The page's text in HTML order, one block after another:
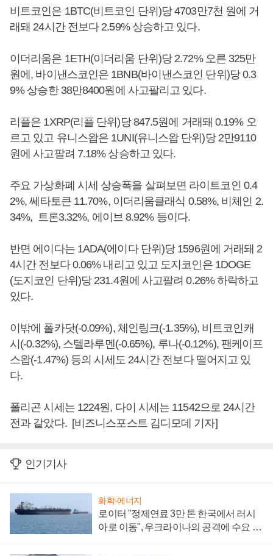
비트코인은 1BTC(비트코인 단위)당 4703만7천 원에 거
래돼 24시간 전보다 2.59% 상승하고 있다.
이더리움은 1ETH(이더리움 단위)당 2.72% 오른 325만
원에, 바이낸스코인은 1BNB(바이낸스코인 단위)당 0.3
9% 상승한 38만8400원에 사고팔리고 있다.
리플은 1XRP(리플 단위)당 847.5원에 거래돼 0.19% 오
르고 있고 유니스왑은 1UNI(유니스왑 단위)당 2만9110
원에 사고팔려 7.18% 상승하고 있다.
주요 가상화폐 시세 상승폭을 살펴보면 라이트코인 0.4
2%, 쎄타토큰 11.70%, 이더리움클래식 0.58%, 비체인 2.
34%, 트론3.32%, 에이브 8.92% 등이다.
반면 에이다는 1ADA(에이다 단위)당 1596원에 거래돼 2
4시간 전보다 0.06% 내리고 있고 도지코인은 1DOGE
(도지코인 단위)당 231.4원에 사고팔려 0.26% 하락하고
있다.
이밖에 폴카닷(-0.09%), 체인링크(-1.35%), 비트코인캐
시(-0.32%), 스텔라루멘(-0.65%), 루나(-0.12%), 팬케이프
스왑(-1.47%) 등의 시세도 24시간 전보다 떨어지고 있
다.
폴리곤 시세는 1224원, 다이 시세는 11542으로 24시간
전과 같았다. [비즈니스포스트 김디모데 기자]
인기기사
화학·에너지
로이터 "정제연료 3만 톤 한국에서 러시
아로 이동", 우크라이나의 공격에 수요 늘